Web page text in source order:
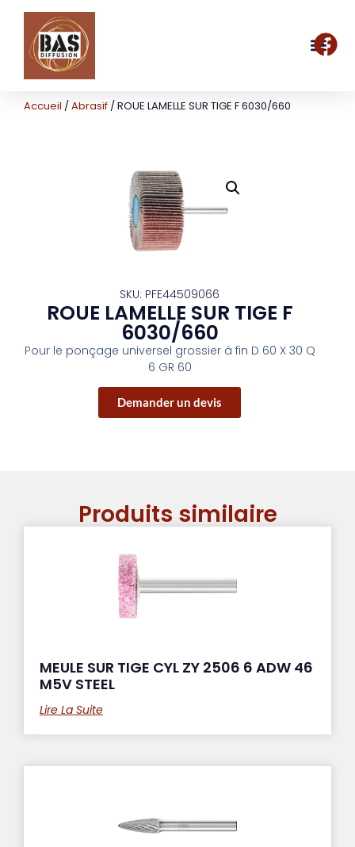
Accueil /Abrasif / ROUE LAMELLE SUR TIGE F 6030/660
SKU: PFE44509066
ROUE LAMELLE SUR TIGE F
6030/660
Pour le ponçage universel grossier à fin D 60 X 30 Q
6 GR 60
Demander un devis
Produits similaire
MEULE SUR TIGE CYL ZY 2506 6 ADW 46
M5V STEEL
Lire La Suite